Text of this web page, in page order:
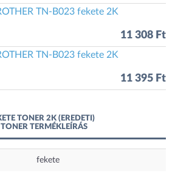
TN-B023 fekete 2K
11 308 Ft
TN-B023 fekete 2K
11 395 Ft
TONER 2K (EREDETI)
TERMÉKLEÍRÁS
fekete